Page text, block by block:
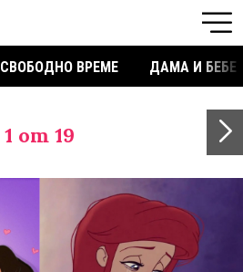
СВОБОДНО ВРЕМЕ ДАМА И БЕБЕ
1 от 19